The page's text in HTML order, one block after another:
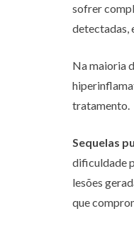
sofrer
detectadas,
Na maioria
tratamento.
Sequelas
dificuldade
lesões
que